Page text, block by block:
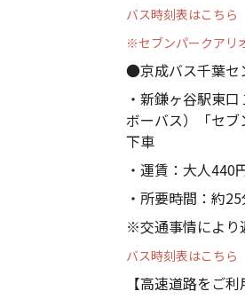
バス時刻表はこちら
※セブンパークアリ
●京成バス千葉セ
・新鎌ヶ谷駅東
ボーバス）「セブ
下車
・運賃：大人
・所要時間：約
※交通事情により
バス時刻表はこちら
【高速道路をご利